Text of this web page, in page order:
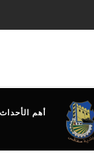
أهم الأحداث